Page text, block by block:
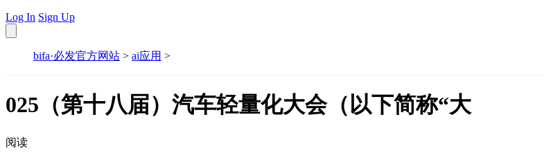
Log In Sign Up
bifa·必发官方网站 > ai应用 >
025（第十八届）汽车轻量化大会（以下简称“大
阅读